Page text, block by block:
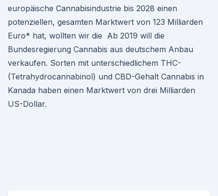
europäische Cannabisindustrie bis 2028 einen
potenziellen, gesamten Marktwert von 123 Milliarden
Euro* hat, wollten wir die Ab 2019 will die
Bundesregierung Cannabis aus deutschem Anbau
verkaufen. Sorten mit unterschiedlichem THC-
(Tetrahydrocannabinol) und CBD-Gehalt Cannabis in
Kanada haben einen Marktwert von drei Milliarden
US-Dollar.